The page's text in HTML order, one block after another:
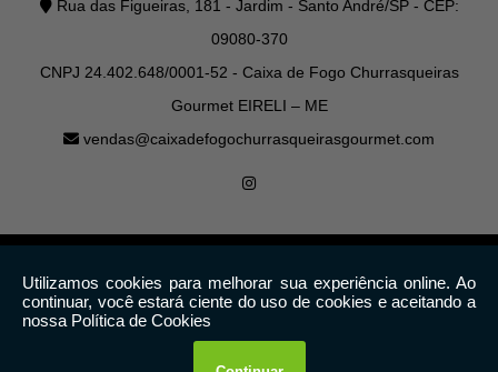
Rua das Figueiras, 181 - Jardim - Santo André/SP - CEP:
09080-370
CNPJ 24.402.648/0001-52 - Caixa de Fogo Churrasqueiras
Gourmet EIRELI – ME
vendas@caixadefogochurrasqueirasgourmet.com
W3C
W3C